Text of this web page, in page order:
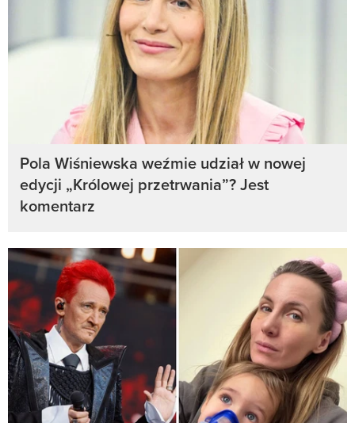
Pola Wiśniewska weźmie udział w nowej
edycji „Królowej przetrwania”? Jest
komentarz